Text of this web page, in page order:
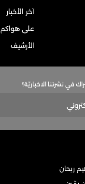
آخر الأخبار
على هواكم
الأرشيف
في نشرتنا الاخباريّة؟
ريحان